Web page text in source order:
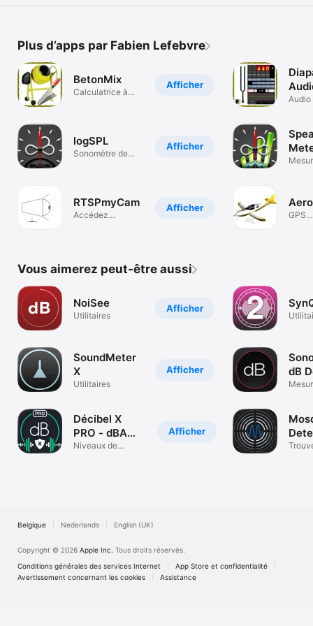
Plus d’apps par Fabien Lefebvre
Afficher
BetonMix
Calculatrice à
Afficher
logSPL
Sonomètre de
Afficher
RTSPmyCam
Accédez
GPS
Vous aimerez peut-être aussi
Afficher
NoiSee
Utilitaires
Afficher
SoundMeter
X
Utilitaires
Afficher
Décibel X
PRO - dBA
Sonomètre
Niveaux de
dB
Belgique Nederlands English (UK)
Copyright © 2026 Apple Inc. Tous droits réservés.
Conditions générales des services Internet
App Store et confidentialité
Avertissement concernant les cookies
Assistance